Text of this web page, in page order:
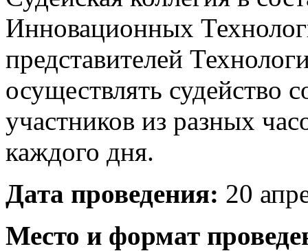
Инновационных
представителей
осуществлять судейство
участников из разных
каждого дня.
Дата проведения: 20
Место и формат